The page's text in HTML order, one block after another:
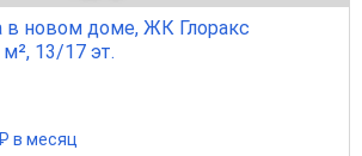
в новом доме, ЖК Глоракс
13/17 эт.
в месяц